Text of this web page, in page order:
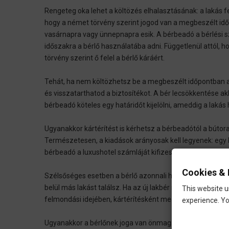
Rengeteg oka lehet a költözés elhalasztásának: a lakás
hogy a német törvény szerint jogod van a megbeszélt
vasárnapra vagy ünnepnapra esik. A bérbeadó a
időszakra a bérlő használatába adni. Függetlenül attól,
törvény szerint ő felel a bérlő káráért.
Tehát, ha nem költözhetsz be a megbeszélt időpontban
és visszatarthatod a biztosítékot. A bér lecsökkentése
bérbeadó köteles egy határidőt kijelölni, ameddig a lakás
Ugyanakkor kártérítést is kérhetsz a bérbeadótól a
Természetesen, a kiadások arányosak kell legyenek:
bérbeadó a luxushotel számláját kifizesse neked.
Szélsőséges esetben a bérlő azonnali hatállyal
belül más lakást találsz. Ha az új lakbér nagyobb, mint
felmondási idejében, kártérítésként megkaphatod a
Ugyanakkor a bérlőnek joga van önmagát segíteni:
Cookies &
This website
experience.